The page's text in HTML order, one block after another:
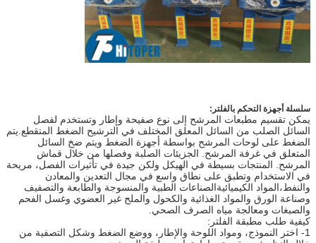
سلسلة أجهزة التحكم بالفلتر:
يمكن تقسيم مطبعات المرشح إلى نوع صفيحة وإطار وتستخدم لفصل
السائل الصلب من السائل المعلق المختلف في الترشيح الضغط المتقطع.يتم
الضغط على لوحات المرشح بواسطة أجهزة الضغط ويتم ضخ السائل
المتعلق في غرفة المرشح. الجزيئات الصلبة وفصلها من خلال قماش
المرشح. المنتجات بسيطة في الهيكل ولكن جيدة في تأثيرات الفصل، مريحة
في الاستخدام وتطبق على نطاق واسع في مجال التعدين والمعادن
والنفط،المواد الكيميائيةالصناعات الطبية والمنسوجة والطابعة والتصفيف
وصناعة الورق والمواد الغذائية والكحول والملح غير العضوي وغسل الفحم
والصبغات ومعالجة مياه الصرف الصحي.
كيفية طلب مطبقة الفلتر:
1- اختر النموذج، ومواد اللوحة والإطار، ووضع الضغط وشكل التصفية من